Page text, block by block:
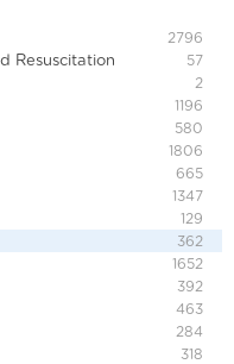
2796
Resuscitation 57
2
1196
580
1806
665
1347
129
362
1652
392
463
284
318